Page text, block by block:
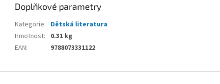
Doplňkové parametry
Kategorie: Dětská literatura
Hmotnost:
0.31 kg
EAN: 9788073331122